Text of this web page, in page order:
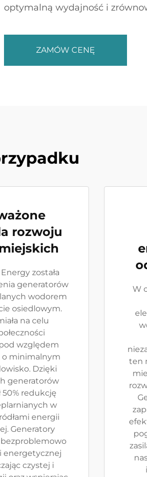
optymalną wydajność i
ZAMÓW CENĘ
rozwoju
została
generatorów
wodorem
osiedlowym.
na celu
względem
o minimalnym
Dzięki
generatorów
50% redukcję
w
energii
Generatory
bezproblemowo
energetycznej
czystej i
W
ten